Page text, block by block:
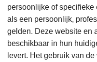
persoonlijke of
als een persoonlijk,
gelden. Deze website en
beschikbaar in hun
levert. Het gebruik van